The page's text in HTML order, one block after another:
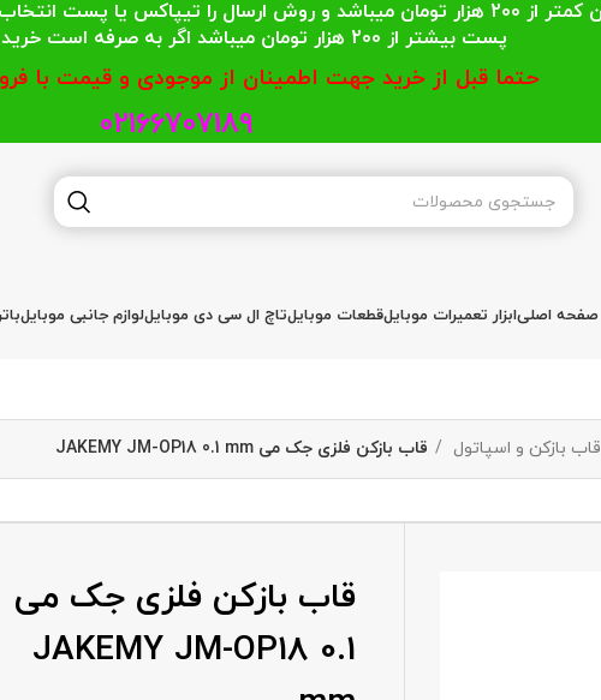
صفحه اصلیابزار تعمیرات موبایلقطعات موبایلتاچ ال سی دی موبایللوازم جانبی موبایل
قاب بازکن و اسپاتول قاب بازکن فلزی جک می JAKEMY JM-OP18 0.1 mm
قاب بازکن فلزی جک می
JAKEMY JM-OP18 0.1
مشتریان محترمی که جمع خریدشان کمتر از 200 هزار تومان میباشد و روش
پست بیشتر از 200 هزار تومان میباشد اگر به صرفه است خرید خود را انجام دهند.
حتما قبل از خرید جهت اطمینان از موجودی و قیمت با
02166707189